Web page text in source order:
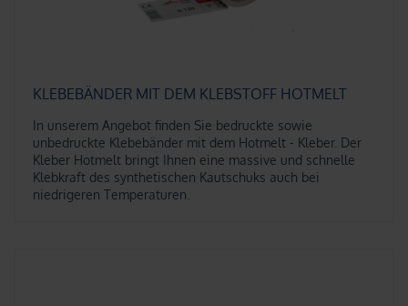
KLEBEBÄNDER MIT DEM KLEBSTOFF HOTMELT
In unserem Angebot finden Sie bedruckte sowie
unbedruckte Klebebänder mit dem Hotmelt - Kleber. Der
Kleber Hotmelt bringt Ihnen eine massive und schnelle
Klebkraft des synthetischen Kautschuks auch bei
niedrigeren Temperaturen.